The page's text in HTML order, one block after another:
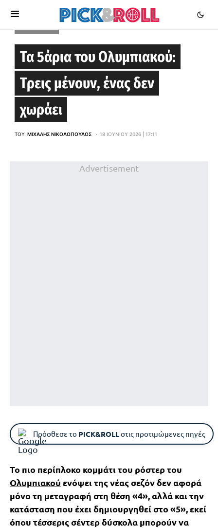
Τα 5άρια του Ολυμπιακού:
Τρεις μένουν, ένας δεν
χωράει
ΤΟΥ ΜΙΧΆΛΗΣ ΝΙΚΟΛΌΠΟΥΛΟΣ 18 ΙΟΥΝΊΟΥ 2026 | 17:11
Advertisement
Πρόσθεσε το PICK&ROLLστις προτιμώμενες πηγές
Το πιο περίπλοκο κομμάτι του ρόστερ του
Ολυμπιακού ενόψει της νέας σεζόν δεν αφορά
μόνο τη μεταγραφή στη θέση «4», αλλά και την
κατάσταση που έχει δημιουργηθεί στο «5», εκεί
όπου τέσσερις σέντερ δύσκολα μπορούν να